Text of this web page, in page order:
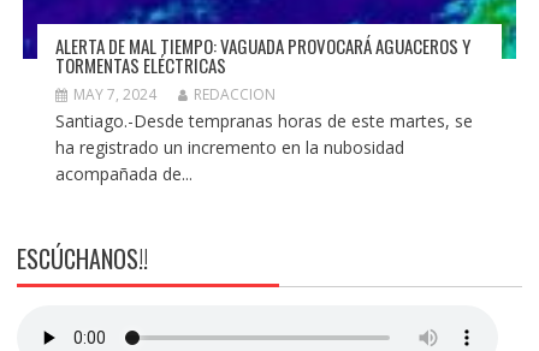
ALERTA DE MAL TIEMPO: VAGUADA PROVOCARÁ AGUACEROS Y
TORMENTAS ELÉCTRICAS
MAY 7, 2024 REDACCION
Santiago.-Desde tempranas horas de este martes, se
ha registrado un incremento en la nubosidad
acompañada de...
ESCÚCHANOS!!